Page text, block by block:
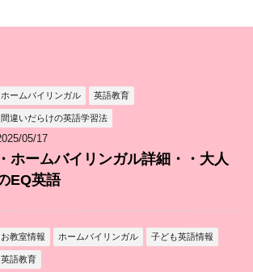
ホームバイリンガル 英語教育
間違いだらけの英語学習法
05/17
・ホームバイリンガル詳細・・大人
EQ英語
お教室情報 ホームバイリンガル 子ども英語情報
英語教育